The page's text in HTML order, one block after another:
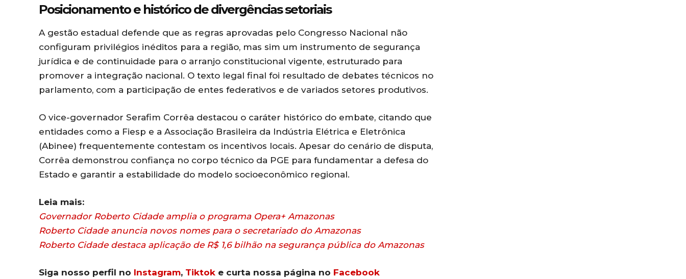
Posicionamento e histórico de divergências setoriais
A gestão estadual defende que as regras aprovadas pelo Congresso Nacional não
configuram privilégios inéditos para a região, mas sim um instrumento de segurança
jurídica e de continuidade para o arranjo constitucional vigente, estruturado para
promover a integração nacional. O texto legal final foi resultado de debates técnicos no
parlamento, com a participação de entes federativos e de variados setores produtivos.
O vice-governador Serafim Corrêa destacou o caráter histórico do embate, citando que
entidades como a Fiesp e a Associação Brasileira da Indústria Elétrica e Eletrônica
(Abinee) frequentemente contestam os incentivos locais. Apesar do cenário de disputa,
Corrêa demonstrou confiança no corpo técnico da PGE para fundamentar a defesa do
Estado e garantir a estabilidade do modelo socioeconômico regional.
Leia mais:
Governador Roberto Cidade amplia o programa Opera+ Amazonas
Roberto Cidade anuncia novos nomes para o secretariado do Amazonas
Roberto Cidade destaca aplicação de R$ 1,6 bilhão na segurança pública do Amazonas
Siga nosso perfil no Instagram, Tiktok e curta nossa página no Facebook